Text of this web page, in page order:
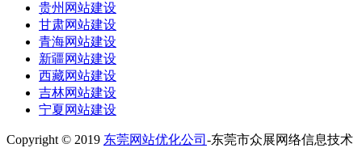
贵州网站建设
甘肃网站建设
青海网站建设
新疆网站建设
西藏网站建设
吉林网站建设
宁夏网站建设
Copyright © 2019 东莞网站优化公司 -东莞市众展网络信息技术